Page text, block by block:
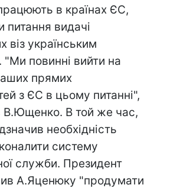
в країнах ЄС,
видачі
віз українським
повинні вийти на
прямих
з ЄС в цьому питанні",
В.Ющенко. В той же час,
необхідність
систему
служби. Президент
А.Яценюку "продумати